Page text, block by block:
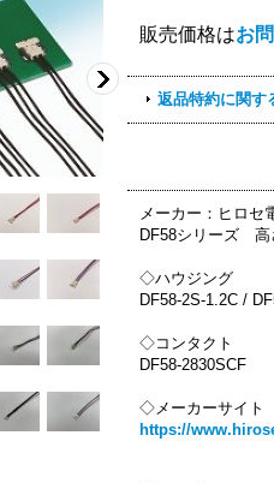
販売価格はお
返品特約に関す
メーカー：ヒロセ
DF58シリーズ 高
◇ハウジング
DF58-2S-1.2C /
◇コンタクト
DF58-2830SCF
◇メーカーサイト
https://